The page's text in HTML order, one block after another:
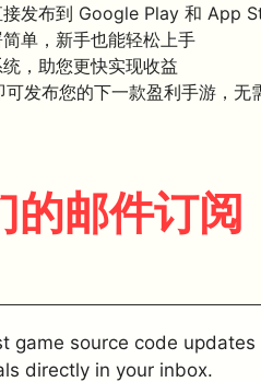
发布到 Google Play 和 App
单，新手也能轻松上手
，助您更快实现收益
发布您的下一款盈利手游，无
的邮件订阅
game source code updates
directly in your inbox.